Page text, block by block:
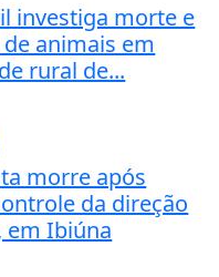
investiga morte e
animais em
rural de...
morre após
da direção
em Ibiúna